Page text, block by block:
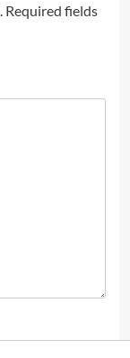
Required fields